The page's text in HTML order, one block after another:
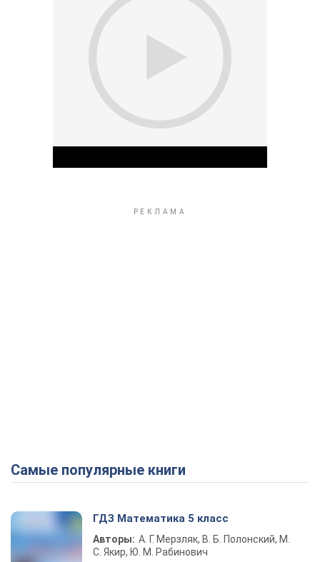
Самые популярные книги
ГДЗ Математика 5 класс
Авторы: А. Г. Мерзляк, В. Б. Полонский, М.
С. Якир, Ю. М. Рабинович